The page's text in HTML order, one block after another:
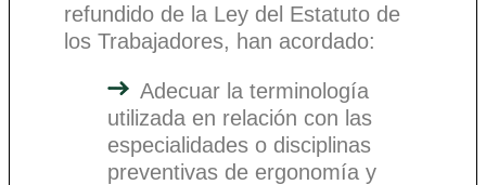
refundido de la Ley del Estatuto de
los Trabajadores, han acordado:
Adecuar la terminología
utilizada en relación con las
especialidades o disciplinas
preventivas de ergonomía y